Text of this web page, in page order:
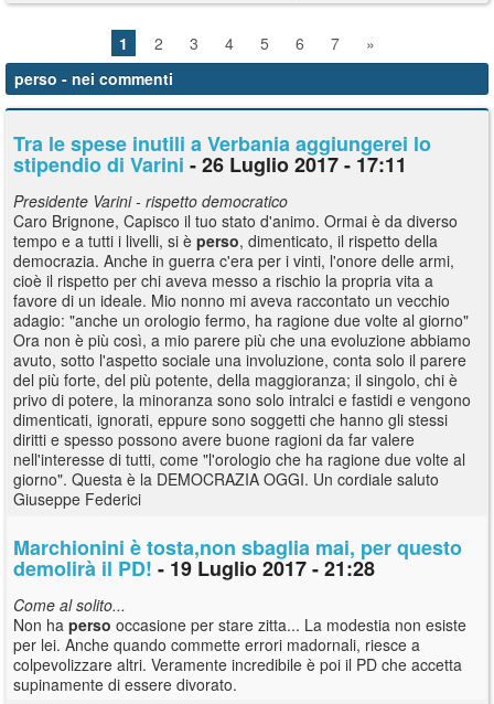
1 2 3 4 5 6 7
»
perso - nei commenti
Tra le spese inutili a Verbania aggiungerei lo
stipendio di Varini - 26 Luglio 2017 - 17:11
Presidente Varini - rispetto democratico
Caro Brignone, Capisco il tuo stato d'animo. Ormai è da diverso
tempo e a tutti i livelli, si è perso, dimenticato, il rispetto della
democrazia. Anche in guerra c'era per i vinti, l'onore delle armi,
cioè il rispetto per chi aveva messo a rischio la propria vita a
favore di un ideale. Mio nonno mi aveva raccontato un vecchio
adagio: "anche un orologio fermo, ha ragione due volte al giorno"
Ora non è più così, a mio parere più che una evoluzione abbiamo
avuto, sotto l'aspetto sociale una involuzione, conta solo il parere
del più forte, del più potente, della maggioranza; il singolo, chi è
privo di potere, la minoranza sono solo intralci e fastidi e vengono
dimenticati, ignorati, eppure sono soggetti che hanno gli stessi
diritti e spesso possono avere buone ragioni da far valere
nell'interesse di tutti, come "l'orologio che ha ragione due volte al
giorno". Questa è la DEMOCRAZIA OGGI. Un cordiale saluto
Giuseppe Federici
Marchionini è tosta,non sbaglia mai, per questo
demolirà il PD! - 19 Luglio 2017 - 21:28
Come al solito...
Non ha perso occasione per stare zitta... La modestia non esiste
per lei. Anche quando commette errori madornali, riesce a
colpevolizzare altri. Veramente incredibile è poi il PD che accetta
supinamente di essere divorato.